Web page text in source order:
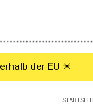
der EU ☀︎